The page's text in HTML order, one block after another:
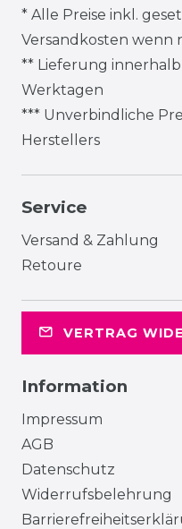
* Alle Preise inkl.
Versandkosten wenn
** Lieferung
Werktagen
*** Unverbindliche
Herstellers
Service
Versand & Zahlung
Retoure
VERTRAG
Information
Impressum
AGB
Datenschutz
Widerrufsbelehrung